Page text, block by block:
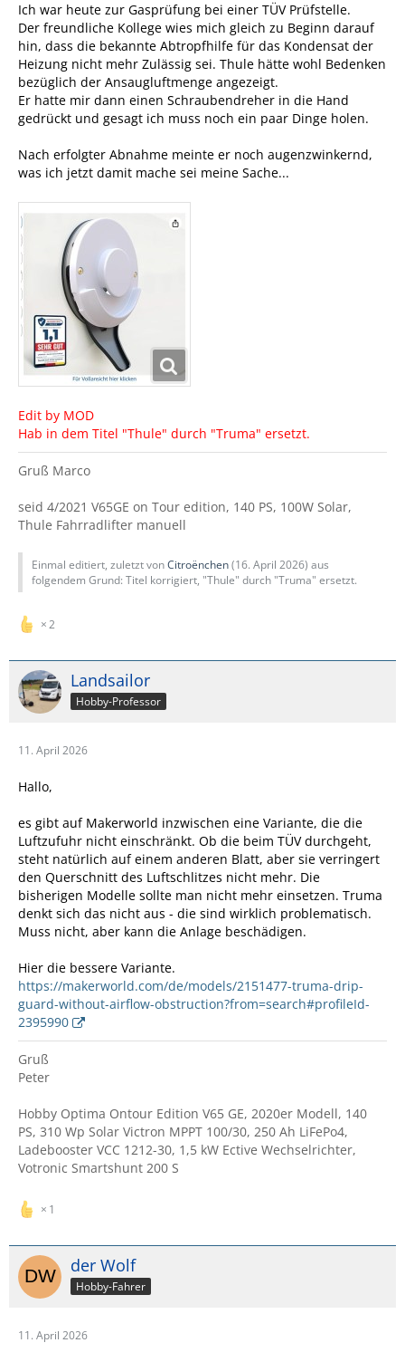
Ich war heute zur Gasprüfung bei einer TÜV Prüfstelle.
Der freundliche Kollege wies mich gleich zu Beginn darauf
hin, dass die bekannte Abtropfhilfe für das Kondensat der
Heizung nicht mehr Zulässig sei. Thule hätte wohl Bedenken
bezüglich der Ansaugluftmenge angezeigt.
Er hatte mir dann einen Schraubendreher in die Hand
gedrückt und gesagt ich muss noch ein paar Dinge holen.
Nach erfolgter Abnahme meinte er noch augenzwinkernd,
was ich jetzt damit mache sei meine Sache...
Edit by MOD
Hab in dem Titel "Thule" durch "Truma" ersetzt.
Gruß Marco
seid 4/2021 V65GE on Tour edition, 140 PS, 100W Solar,
Thule Fahrradlifter manuell
Einmal editiert, zuletzt vonCitroënchen(16. April 2026) aus
folgendem Grund: Titel korrigiert, "Thule" durch "Truma" ersetzt.
2
Landsailor
Hobby-Professor
11. April 2026
Hallo,
es gibt auf Makerworld inzwischen eine Variante, die die
Luftzufuhr nicht einschränkt. Ob die beim TÜV durchgeht,
steht natürlich auf einem anderen Blatt, aber sie verringert
den Querschnitt des Luftschlitzes nicht mehr. Die
bisherigen Modelle sollte man nicht mehr einsetzen. Truma
denkt sich das nicht aus - die sind wirklich problematisch.
Muss nicht, aber kann die Anlage beschädigen.
Hier die bessere Variante.
https://makerworld.com/de/models/2151477-truma-drip-
guard-without-airflow-obstruction?from=search#profileId-
2395990
Gruß
Peter
Hobby Optima Ontour Edition V65 GE, 2020er Modell, 140
PS, 310 Wp Solar Victron MPPT 100/30, 250 Ah LiFePo4,
Ladebooster VCC 1212-30, 1,5 kW Ective Wechselrichter,
Votronic Smartshunt 200 S
1
der Wolf
Hobby-Fahrer
11. April 2026